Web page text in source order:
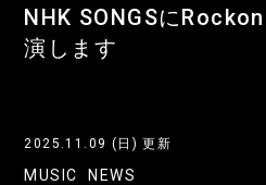
NHK SONGSに
演します
2025.11.09 (日) 更新
MUSIC NEWS